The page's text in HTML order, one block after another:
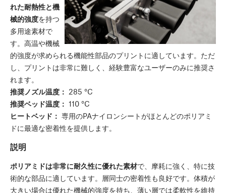
れた耐熱性と機
械的強度を持つ
多用途素材で
す。高温や機械
的強度が求められる機能性部品のプリントに適しています。ただ
し、プリントは非常に難しく、経験豊富なユーザーのみに推奨さ
れます。
推奨ノズル温度： 285 °C
推奨ベッド温度： 110 °C
ヒートベッド： 専用のPAナイロンシートがほとんどのポリアミ
ドに最適な密着性を提供します。
説明
ポリアミドは非常に耐久性に優れた素材で、摩耗に強く、特に技
術的な部品に適しています。層同士の密着性も良好です。体積が
大きい場合は優れた機械的強度を持ち、薄い層では柔軟性を維持